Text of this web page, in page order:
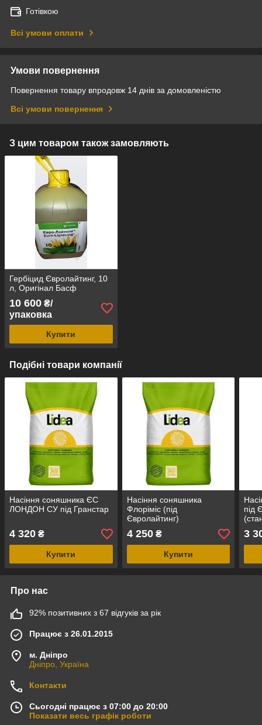
Готівкою
Всі умови оплати
Умови повернення
Повернення товару впродовж 14 днів за домовленістю
Всі умови повернення
З цим товаром також замовляють
Гербіцид Євролайтинг, 10
л, Оригінал Басф
10 600 ₴/
упаковка
Купити
Подібні товари компанії
Насіння соняшника ЄС
ЛОНДОН СУ під Гранстар
4 320 ₴
Купити
Насіння соняшника
Флоріміс (під
Євролайтинг)
4 250₴
Купити
під
3
Про нас
92% позитивних з 67 відгуків за рік
Працює з 26.01.2015
м. Дніпро
Дніпро, Україна
Контакти
Сьогодні працює з 07:00 до 20:00
Показати весь графік роботи